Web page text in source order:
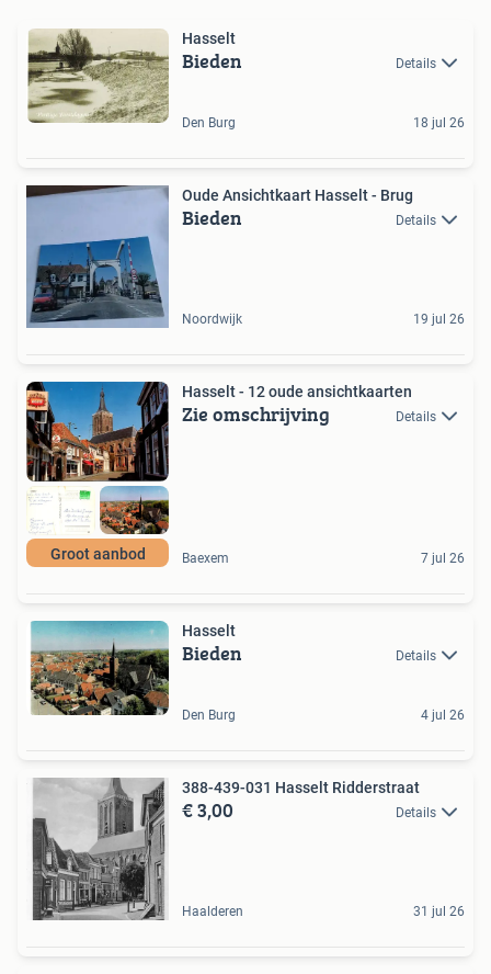
Hasselt
Bieden Details
Den Burg 18 jul 26
Oude Ansichtkaart Hasselt - Brug
Bieden Details
Noordwijk 19 jul 26
Groot aanbod
Hasselt - 12 oude ansichtkaarten
Zie omschrijving Details
Baexem 7 jul 26
Hasselt
Bieden Details
Den Burg 4 jul 26
388-439-031 Hasselt Ridderstraat
€ 3,00 Details
Haalderen 31 jul 26